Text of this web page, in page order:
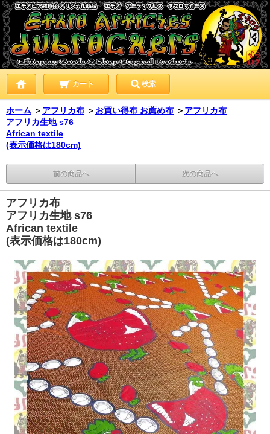
カート 検索
ホーム ＞ アフリカ布 ＞ お買い得布 お薦め布 ＞ アフリカ布
アフリカ生地 s76
African textile
(表示価格は180cm)
前の商品へ 次の商品へ
アフリカ布
アフリカ生地 s76
African textile
(表示価格は180cm)